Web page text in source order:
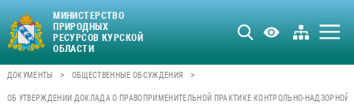
МИНИСТЕРСТВО
ПРИРОДНЫХ
РЕСУРСОВ КУРСКОЙ
ОБЛАСТИ
ДОКУМЕНТЫ > ОБЩЕСТВЕННЫЕ ОБСУЖДЕНИЯ >
ОБ УТВЕРЖДЕНИИ ДОКЛАДА О ПРАВОПРИМЕНИТЕЛЬНОЙ ПРАКТИКЕ КОНТРОЛЬНО-